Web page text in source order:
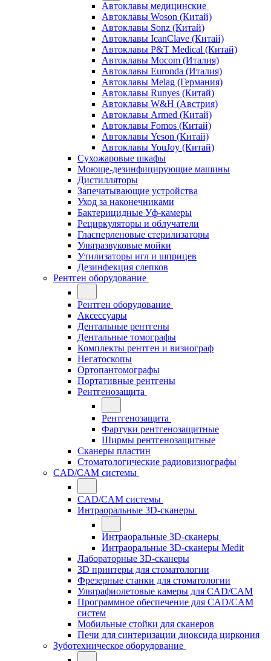
Автоклавы медицинские
Автоклавы Woson (Китай)
Автоклавы Sonz (Китай)
Автоклавы IcanClave (Китай)
Автоклавы P&T Medical (Китай)
Автоклавы Mocom (Италия)
Автоклавы Euronda (Италия)
Автоклавы Melag (Германия)
Автоклавы Runyes (Китай)
Автоклавы W&H (Австрия)
Автоклавы Armed (Китай)
Автоклавы Fomos (Китай)
Автоклавы Yeson (Китай)
Автоклавы YouJoy (Китай)
Сухожаровые шкафы
Моюще-дезинфицирующие машины
Дистилляторы
Запечатывающие устройства
Уход за наконечниками
Бактерицидные Уф-камеры
Рециркуляторы и облучатели
Гласперленовые стерилизаторы
Ультразвуковые мойки
Утилизаторы игл и шприцев
Дезинфекция слепков
Рентген оборудование
Рентген оборудование
Аксессуары
Дентальные рентгены
Дентальные томографы
Комплекты рентген и визиограф
Негатоскопы
Ортопантомографы
Портативные рентгены
Рентгенозащита
Рентгенозащита
Фартуки рентгенозащитные
Ширмы рентгенозащитные
Сканеры пластин
Стоматологические радиовизиографы
CAD/CAM системы
CAD/CAM системы
Интраоральные 3D-сканеры
Интраоральные 3D-сканеры
Интраоральные 3D-сканеры Medit
Лабораторные 3D-сканеры
3D принтеры для стоматологии
Фрезерные станки для стоматологии
Ультрафиолетовые камеры для CAD/CAM
Программное обеспечение для CAD/CAM
систем
Мобильные стойки для сканеров
Печи для синтеризации диоксида циркония
Зуботехническое оборудование